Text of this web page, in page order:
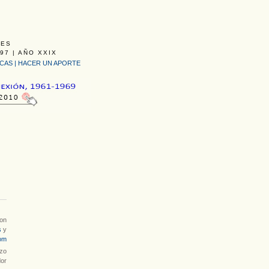
| AÑO XXIX
| HACER UN APORTE
y